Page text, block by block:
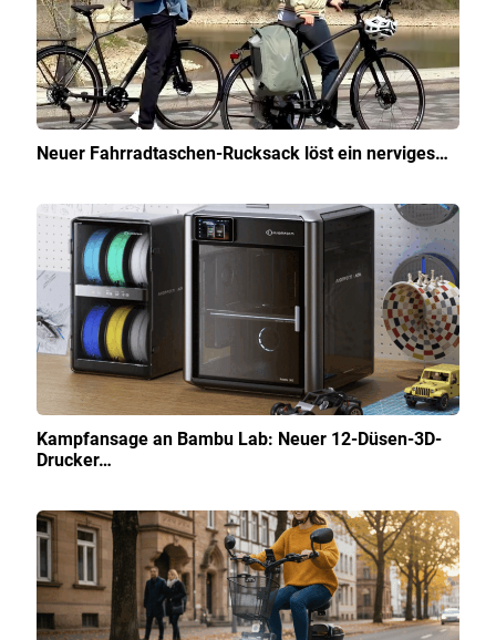
Neuer Fahrradtaschen-Rucksack löst ein nerviges…
Kampfansage an Bambu Lab: Neuer 12-Düsen-3D-
Drucker…